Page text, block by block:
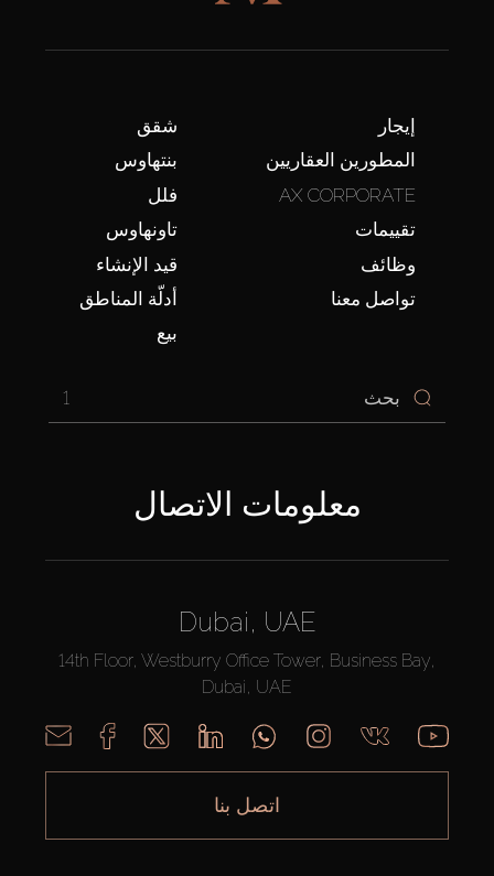
شقق
بنتهاوس
فلل
تاونهاوس
قيد الإنشاء
أدلّة المناطق
بيع
إيجار
المطورين العقاريين
AX CORPORATE
تقييمات
وظائف
تواصل معنا
1
معلومات الاتصال
Dubai, UAE
14th Floor, Westburry Office Tower, Business Bay,
Dubai, UAE
اتصل بنا